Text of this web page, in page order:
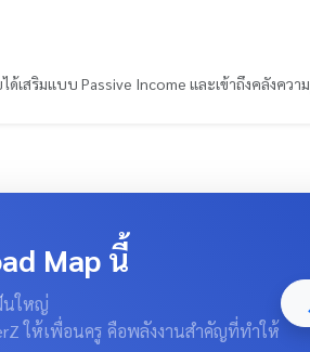
ได้เสริมแบบ Passive Income และเข้าถึงคลังคว
Map นี้
นใหญ่
ให้เพื่อนครู คือพลังงานสำคัญที่ทำให้